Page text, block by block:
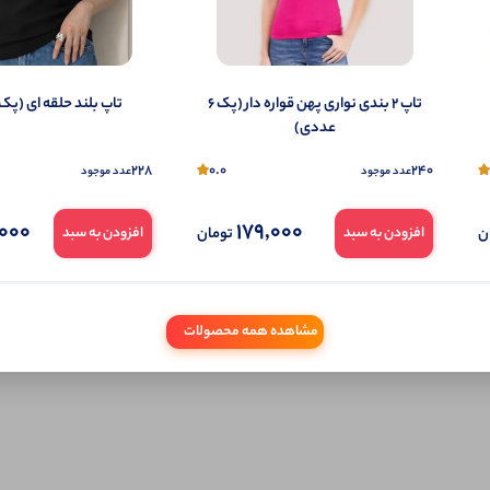
تمایل می‌توانید به صورت ناشناس نیز دیدگاه خود را ثبت کنید.
تاپ ۲ بندی نواری پهن قواره دار (پک 6
عددی)
240عدد موجود 0.0
افزودن به سبد 179,000تومان
تاپ بلند حلقه ای (پک 6
228عدد موجود
افزودن به سبد
مشاهده همه محصولات